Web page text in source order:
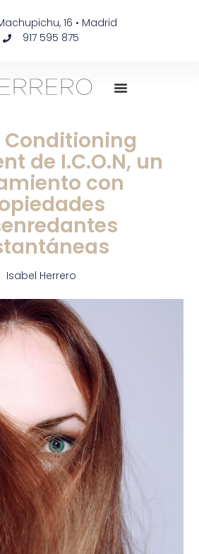
16 • Madrid
917 595 875
Conditioning
de I.C.O.N, un
con
Isabel Herrero